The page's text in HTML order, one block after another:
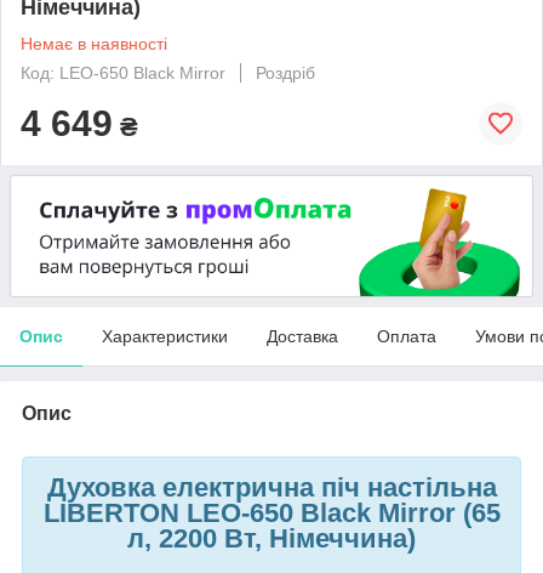
Німеччина)
Немає в наявності
Код: LEO-650 Black Mirror
Роздріб
4 649 ₴
Опис Характеристики Доставка Оплата Умови
Опис
Духовка електрична піч настільна
LIBERTON LEO-650 Black Mirror (65
л, 2200 Вт, Німеччина)